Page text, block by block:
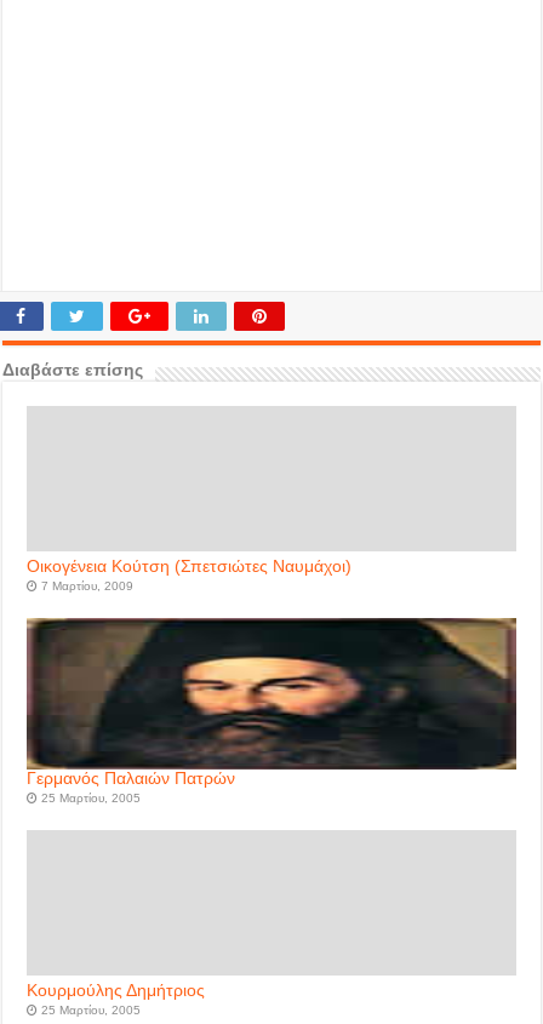
Διαβάστε επίσης
Οικογένεια Κούτση (Σπετσιώτες Ναυμάχοι)
7 Μαρτίου, 2009
Γερμανός Παλαιών Πατρών
25 Μαρτίου, 2005
Κουρμούλης Δημήτριος
25 Μαρτίου, 2005